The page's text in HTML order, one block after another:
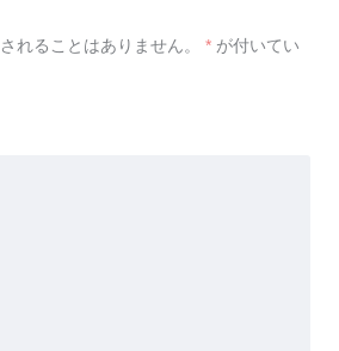
れることはありません。 * が付いてい